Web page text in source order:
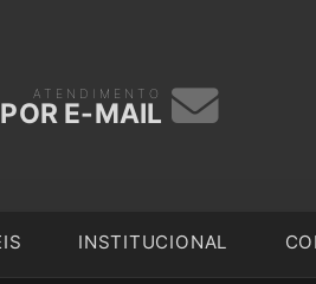
ATENDIMENTO
POR E-MAIL
INSTITUCIONAL